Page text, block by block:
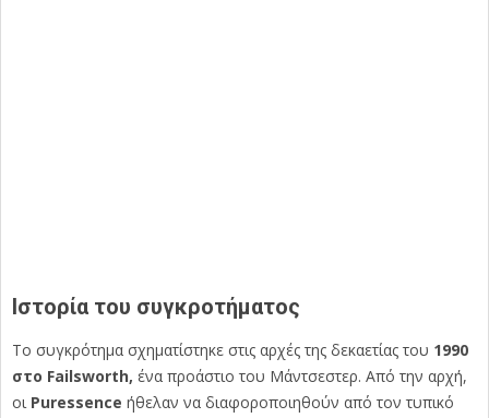
Ιστορία του συγκροτήματος
Το συγκρότημα σχηματίστηκε στις αρχές της δεκαετίας του 1990
στο Failsworth, ένα προάστιο του Μάντσεστερ. Από την αρχή,
οι Puressence ήθελαν να διαφοροποιηθούν από τον τυπικό